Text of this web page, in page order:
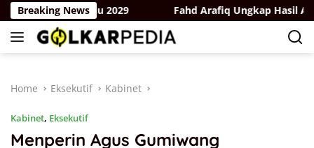
Skip
to
content
Breaking News
Pemilu 2029 Fahd Arafiq Ungkap Hasil Audit
Home Eksekutif Kabinet
Kabinet, Eksekutif
Menperin Agus Gumiwang